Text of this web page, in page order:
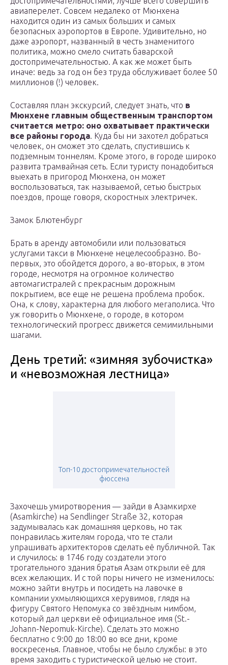
авиаперелет. Совсем недалеко от Мюнхена
находится один из самых больших и самых
безопасных аэропортов в Европе. Удивительно, но
даже аэропорт, названный в честь знаменитого
политика, можно смело считать баварской
достопримечательностью. А как же может быть
иначе: ведь за год он без труда обслуживает более 50
миллионов (!) человек.
Составляя план экскурсий, следует знать, что в
Мюнхене главным общественным транспортом
считается метро: оно охватывает практически
все районы города. Куда бы ни захотел добраться
человек, он сможет это сделать, спустившись к
подземным тоннелям. Кроме этого, в городе широко
развита трамвайная сеть. Если туристу понадобиться
выехать в пригород Мюнхена, он может
воспользоваться, так называемой, сетью быстрых
поездов, проще говоря, скоростных электричек.
Замок Блютенбург
Брать в аренду автомобили или пользоваться
услугами такси в Мюнхене нецелесообразно. Во-
первых, это обойдется дорого, а во-вторых, в этом
городе, несмотря на огромное количество
автомагистралей с прекрасным дорожным
покрытием, все еще не решена проблема пробок.
Она, к слову, характерна для любого мегаполиса. Что
уж говорить о Мюнхене, о городе, в котором
технологический прогресс движется семимильными
шагами.
День третий: «зимняя зубочистка»
и «невозможная лестница»
Топ-10 достопримечательностей
фюссена
Захочешь умиротворения — зайди в Азамкирхе
(Asamkirche) на Sendlinger Straße 32, которая
задумывалась как домашняя церковь, но так
понравилась жителям города, что те стали
упрашивать архитекторов сделать её публичной. Так
и случилось: в 1746 году создатели этого
трогательного здания братья Азам открыли её для
всех желающих. И с той поры ничего не изменилось:
можно зайти внутрь и посидеть на лавочке в
компании ухмыляющихся херувимов, глядя на
фигуру Святого Непомука со звёздным нимбом,
который дал церкви её официальное имя (St.-
Johann-Nepomuk-Kirche). Сделать это можно
бесплатно с 9:00 до 18:00 во все дни, кроме
воскресенья. Главное, чтобы не было службы: в это
время заходить с туристической целью не стоит.